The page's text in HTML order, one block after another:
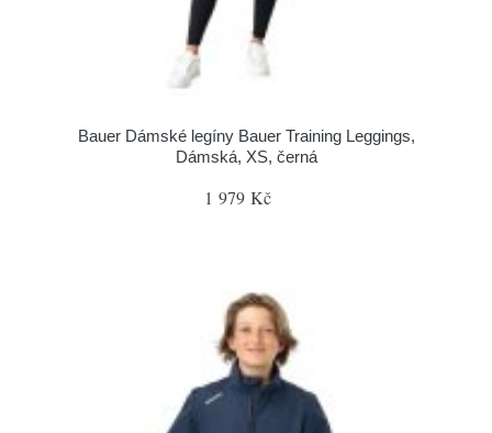
Bauer Dámské legíny Bauer Training Leggings,
Dámská, XS, černá
1 979 Kč